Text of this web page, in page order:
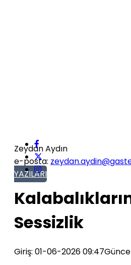
Zeydan Aydın
e-posta:
YAZILARI
Sessizlik
Giriş: 01-06-2026 09:47